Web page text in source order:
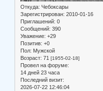
Откуда: Чебоксары
Зарегистрирован: 2010-01-16
Приглашений: 0
Сообщений: 390
Уважение: +29
Позитив: +0
Пол: Мужской
Возраст: 71 [1955-02-18]
Провел на форуме:
14 дней 23 часа
Последний визит:
2026-07-22 12:46:04